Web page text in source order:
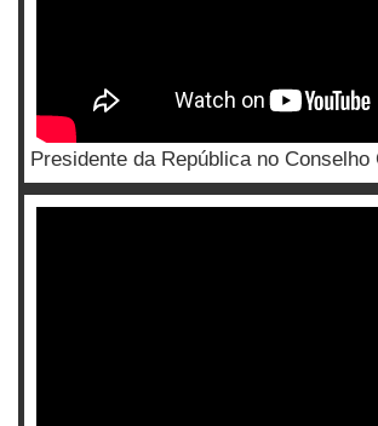
Presidente da República no